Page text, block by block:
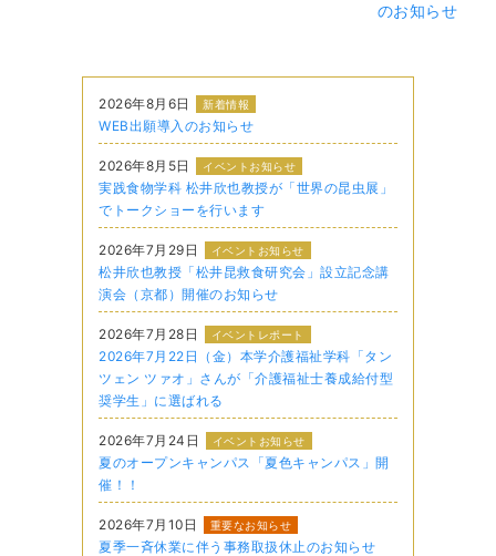
のお知らせ
2026年8月6日 新着情報
WEB出願導入のお知らせ
2026年8月5日 イベントお知らせ
実践食物学科 松井欣也教授が「世界の昆虫展」
でトークショーを行います
2026年7月29日 イベントお知らせ
松井欣也教授「松井昆救食研究会」設立記念講
演会（京都）開催のお知らせ
2026年7月28日 イベントレポート
2026年7月22日（金）本学介護福祉学科「タン
ツェン ツァオ」さんが「介護福祉士養成給付型
奨学生」に選ばれる
2026年7月24日 イベントお知らせ
夏のオープンキャンパス「夏色キャンパス」開
催！！
2026年7月10日 重要なお知らせ
夏季一斉休業に伴う事務取扱休止のお知らせ